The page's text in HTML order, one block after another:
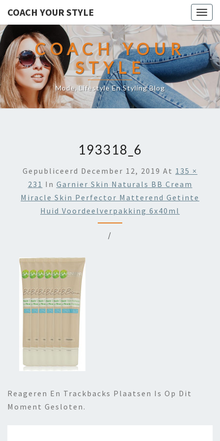
COACH YOUR STYLE
COACH YOUR
STYLE
Mode, Lifestyle En Styling Blog
193318_6
Gepubliceerd December 12, 2019 At 135 ×
231 In Garnier Skin Naturals BB Cream
Miracle Skin Perfector Matterend Getinte
Huid Voordeelverpakking 6x40ml
/
Reageren En Trackbacks Plaatsen Is Op Dit
Moment Gesloten.